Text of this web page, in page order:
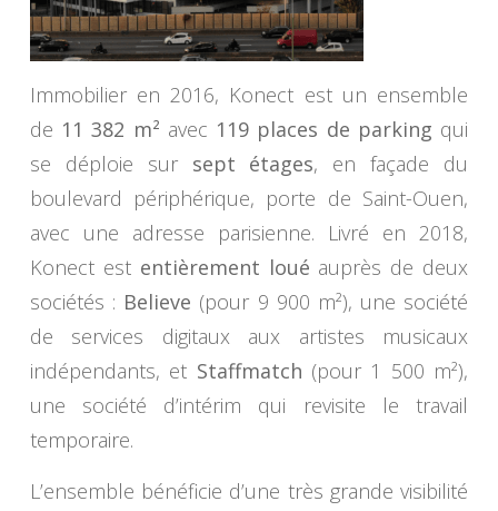
Immobilier en 2016, Konect est un ensemble
de 11 382 m² avec 119 places de parking qui
se déploie sur sept étages, en façade du
boulevard périphérique, porte de Saint-Ouen,
avec une adresse parisienne. Livré en 2018,
Konect est entièrement loué auprès de deux
sociétés : Believe (pour 9 900 m²), une société
de services digitaux aux artistes musicaux
indépendants, et Staffmatch (pour 1 500 m²),
une société d’intérim qui revisite le travail
temporaire.
L’ensemble bénéficie d’une très grande visibilité